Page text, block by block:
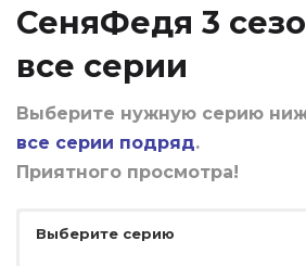
СеняФедя 3
все серии
Выберите нужную серию
все серии подряд.
Приятного просмотра!
Выберите серию